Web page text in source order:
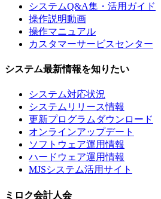
システムQ&A集・活用ガイド
操作説明動画
操作マニュアル
カスタマーサービスセンター
システム最新情報を知りたい
システム対応状況
システムリリース情報
更新プログラムダウンロード
オンラインアップデート
ソフトウェア運用情報
ハードウェア運用情報
MJSシステム活用サイト
ミロク会計人会